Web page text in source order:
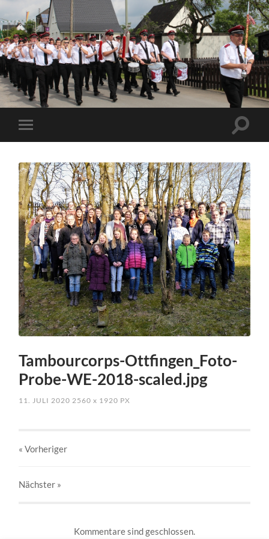
Tambourcorps-Ottfingen_Foto-
Probe-WE-2018-scaled.jpg
11. JULI 2020 2560x 1920 PX
« Vorheriger
Nächster »
Kommentare sind geschlossen.